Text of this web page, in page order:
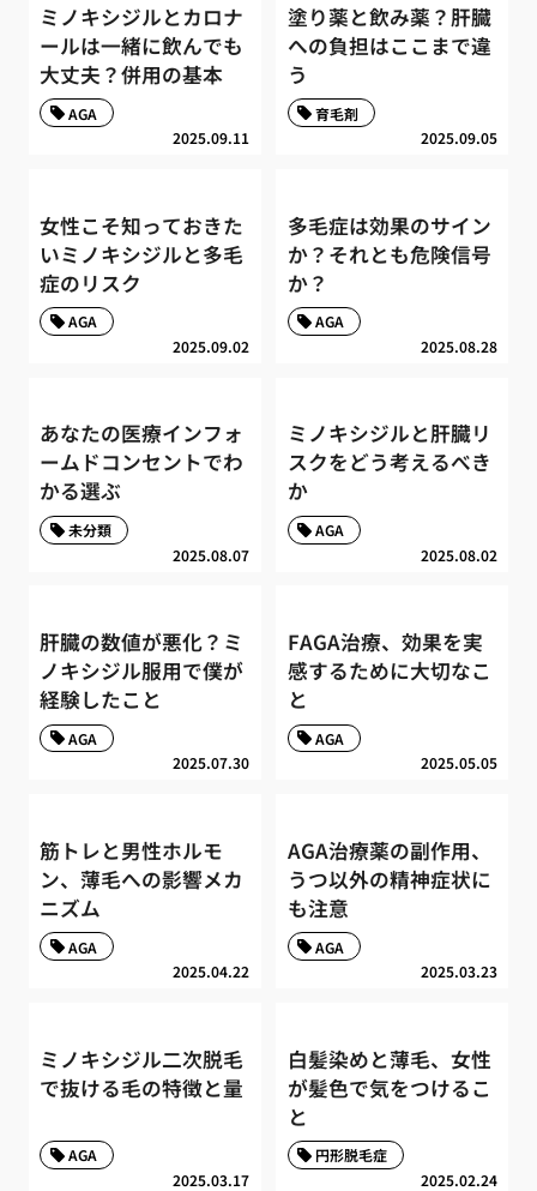
ミノキシジルとカロナ
ールは一緒に飲んでも
大丈夫？併用の基本
2025.09.11
AGA
塗り薬と飲み薬？肝臓
への負担はここまで違
う
2025.09.05
育毛剤
女性こそ知っておきた
いミノキシジルと多毛
症のリスク
2025.09.02
AGA
多毛症は効果のサイン
か？それとも危険信号
か？
2025.08.28
AGA
あなたの医療インフォ
ームドコンセントでわ
かる選ぶ
2025.08.07
未分類
ミノキシジルと肝臓リ
スクをどう考えるべき
か
2025.08.02
AGA
肝臓の数値が悪化？ミ
ノキシジル服用で僕が
経験したこと
2025.07.30
AGA
FAGA治療、効果を実
感するために大切なこ
と
2025.05.05
AGA
筋トレと男性ホルモ
ン、薄毛への影響メカ
ニズム
2025.04.22
AGA
AGA治療薬の副作用、
うつ以外の精神症状に
も注意
2025.03.23
AGA
ミノキシジル二次脱毛
で抜ける毛の特徴と量
2025.03.17
AGA
白髪染めと薄毛、女性
が髪色で気をつけるこ
と
2025.02.24
円形脱毛症